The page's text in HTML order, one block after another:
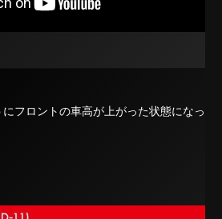
フロントの車高が上がった状態になっ